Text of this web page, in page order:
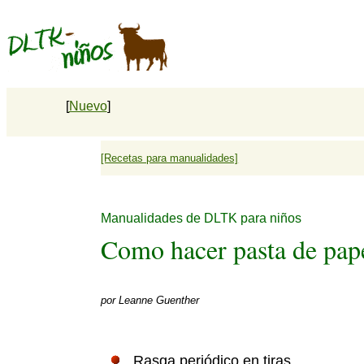
[Nuevo]
[Recetas para manualidades]
Manualidades de DLTK para niños
Como hacer pasta de
porLeanne Guenther